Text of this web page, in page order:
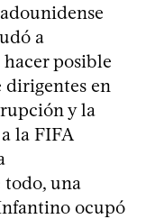
a
posible
dirigentes en
y la
la FIFA
todo, una
ocupó